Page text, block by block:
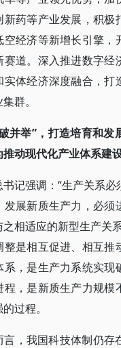
药等产业发展，积极
经济等新增长引擎，
赛道。深入推进数字经
实体经济深度融合，打
群。
并举”，打造培育和发
动现代化产业体系建
书记强调：“生产关系必
发展新质生产力，必须
相适应的新型生产关
整是相互促进、相互推
系，是生产力系统实现
程，是新质生产力规模
过程。
言，我国科技体制仍存